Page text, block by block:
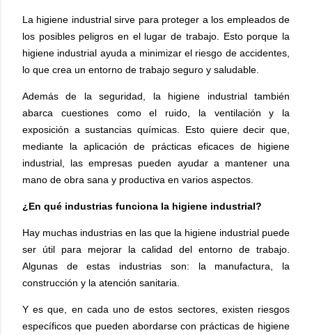
La higiene industrial sirve para proteger a los empleados de
los posibles peligros en el lugar de trabajo. Esto porque la
higiene industrial ayuda a minimizar el riesgo de accidentes,
lo que crea un entorno de trabajo seguro y saludable.
Además de la seguridad, la higiene industrial también
abarca cuestiones como el ruido, la ventilación y la
exposición a sustancias químicas. Esto quiere decir que,
mediante la aplicación de prácticas eficaces de higiene
industrial, las empresas pueden ayudar a mantener una
mano de obra sana y productiva en varios aspectos.
¿En qué industrias funciona la higiene industrial?
Hay muchas industrias en las que la higiene industrial puede
ser útil para mejorar la calidad del entorno de trabajo.
Algunas de estas industrias son: la manufactura, la
construcción y la atención sanitaria.
Y es que, en cada uno de estos sectores, existen riesgos
específicos que pueden abordarse con prácticas de higiene